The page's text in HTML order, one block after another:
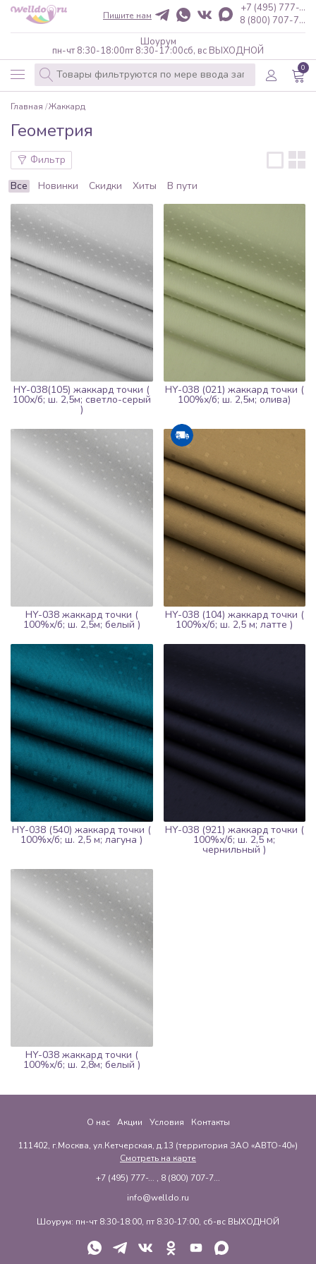
Шоурум
пн-чт 8:30-18:00пт 8:30-17:00сб, вс ВЫХОДНОЙ
+7 (495) 777-...
8 (800) 707-7...
Пишите нам
0
Главная Жаккард
Геометрия
Фильтр
Все
Новинки Скидки Хиты В пути
HY-038(105) жаккард точки (
100х/б; ш. 2,5м; светло-серый
)
HY-038 (021) жаккард точки (
100%х/б; ш. 2,5м; олива)
HY-038 жаккард точки (
100%х/б; ш. 2,5м; белый )
HY-038 (104) жаккард точки (
100%х/б; ш. 2,5 м; латте )
HY-038 (540) жаккард точки (
100%х/б; ш. 2,5 м; лагуна )
HY-038 (921) жаккард точки (
100%х/б; ш. 2,5 м;
чернильный )
HY-038 жаккард точки (
100%х/б; ш. 2,8м; белый )
О нас Акции Условия Контакты
111402, г.Москва, ул.Кетчерская, д.13 (территория ЗАО «АВТО-40»)
Смотреть на карте
+7 (495) 777-... , 8 (800) 707-7...
info@welldo.ru
Шоурум: пн-чт 8:30-18:00, пт 8:30-17:00, сб-вс ВЫХОДНОЙ